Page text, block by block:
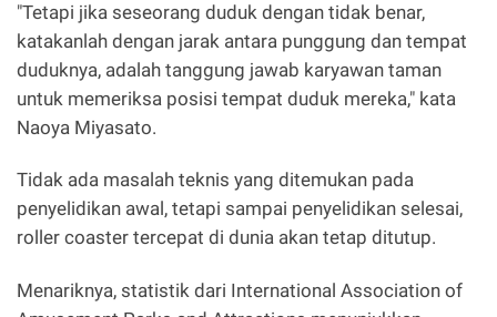
"Tetapi jika seseorang duduk dengan tidak benar,
katakanlah dengan jarak antara punggung dan tempat
duduknya, adalah tanggung jawab karyawan taman
untuk memeriksa posisi tempat duduk mereka," kata
Naoya Miyasato.
Tidak ada masalah teknis yang ditemukan pada
penyelidikan awal, tetapi sampai penyelidikan selesai,
roller coaster tercepat di dunia akan tetap ditutup.
Menariknya, statistik dari International Association of